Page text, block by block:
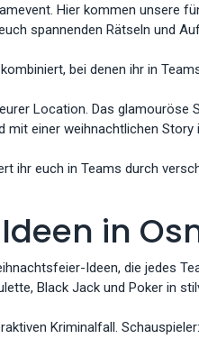
Hier kommen unsere
spannenden Rätseln und
bei denen ihr in
Location. Das glamouröse
einer weihnachtlichen
euch in Teams durch
in
Ideen, die jedes
Black Jack und Poker in
Kriminalfall.